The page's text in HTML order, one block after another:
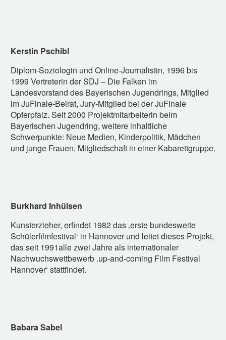
Kerstin Pschibl
Diplom-Soziologin und Online-Journalistin, 1996 bis
1999 Vertreterin der SDJ – Die Falken im
Landesvorstand des Bayerischen Jugendrings, Mitglied
im JuFinale-Beirat, Jury-Mitglied bei der JuFinale
Opferpfalz. Seit 2000 Projektmitarbeiterin beim
Bayerischen Jugendring, weitere inhaltliche
Schwerpunkte: Neue Medien, Kinderpolitik, Mädchen
und junge Frauen, Mitgliedschaft in einer Kabarettgruppe.
Burkhard Inhülsen
Kunsterzieher, erfindet 1982 das ‚erste bundesweite
Schülerfilmfestival‘ in Hannover und leitet dieses Projekt,
das seit 1991alle zwei Jahre als internationaler
Nachwuchswettbewerb ‚up-and-coming Film Festival
Hannover‘ stattfindet.
Babara Sabel